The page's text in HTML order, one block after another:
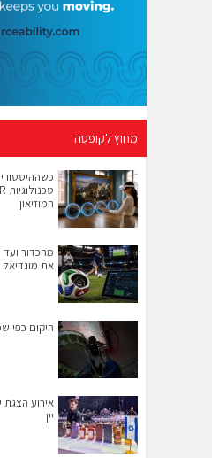
מחוץ לקופסה
המוזיאון
מהכדור ועד
את מונדיאל 2026
היקום כפי
אירוע הצגת
יין